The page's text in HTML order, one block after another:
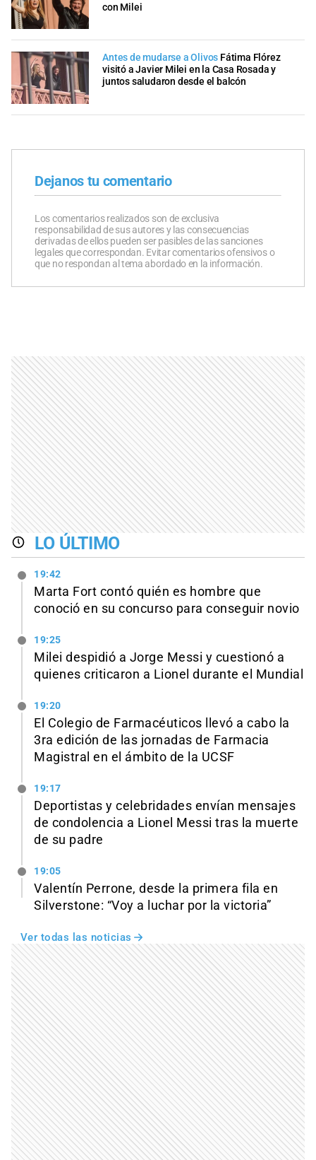
con Milei
Antes de mudarse a Olivos Fátima Flórez
visitó a Javier Milei en la Casa Rosada y
juntos saludaron desde el balcón
Dejanos tu comentario
Los comentarios realizados son de exclusiva
responsabilidad de sus autores y las consecuencias
derivadas de ellos pueden ser pasibles de las sanciones
legales que correspondan. Evitar comentarios ofensivos o
que no respondan al tema abordado en la información.
LO ÚLTIMO
19:42
Marta Fort contó quién es hombre que
conoció en su concurso para conseguir novio
19:25
Milei despidió a Jorge Messi y cuestionó a
quienes criticaron a Lionel durante el Mundial
19:20
El Colegio de Farmacéuticos llevó a cabo la
3ra edición de las jornadas de Farmacia
Magistral en el ámbito de la UCSF
19:17
Deportistas y celebridades envían mensajes
de condolencia a Lionel Messi tras la muerte
de su padre
19:05
Valentín Perrone, desde la primera fila en
Silverstone: “Voy a luchar por la victoria”
Ver todas las noticias